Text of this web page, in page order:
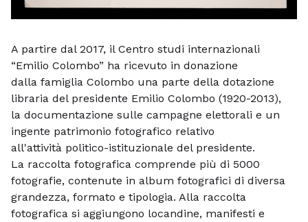
A partire dal 2017, il Centro studi internazionali
“Emilio Colombo” ha ricevuto in donazione
dalla famiglia Colombo una parte della dotazione
libraria del presidente Emilio Colombo (1920-2013),
la documentazione sulle campagne elettorali e un
ingente patrimonio fotografico relativo
all'attività politico-istituzionale del presidente.
La raccolta fotografica comprende più di 5000
fotografie, contenute in album fotografici di diversa
grandezza, formato e tipologia. Alla raccolta
fotografica si aggiungono locandine, manifesti e